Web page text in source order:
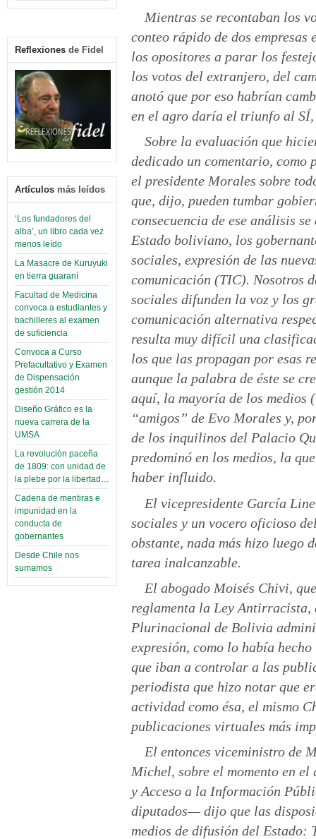
Reflexiones de Fidel
Artículos más leídos
‘Los fundadores del
alba’, un libro cada vez
menos leído
La Masacre de Kuruyuki
en tierra guaraní
Facultad de Medicina
convoca a estudiantes y
bachilleres al examen
de suficiencia
Convoca a Curso
Prefacultativo y Examen
de Dispensación
gestión 2014
Diseño Gráfico es la
nueva carrera de la
UMSA
La revolución paceña
de 1809: con unidad de
la plebe por la libertad…
Cadena de mentiras e
impunidad en la
conducta de
gobernantes
Desde Chile nos
sumamos
Mientras se recontaban los
conteo rápido de dos
los opositores a parar los
los votos del extranjero, del
anotó que por eso habrían
en el agro daría el triunfo al SÍ,
Sobre la evaluación que
dedicado un comentario, como
el presidente Morales sobre
que, dijo, pueden tumbar
consecuencia de ese análisis
Estado boliviano, los
sociales, expresión de las
comunicación (TIC). Nosotros
sociales difunden la voz y los
comunicación alternativa
resulta muy difícil una
los que las propagan por esas
aunque la palabra de éste se
aquí, la mayoría de los medios
“amigos” de Evo Morales y,
de los inquilinos del Palacio
predominó en los medios, la
haber influido.
El vicepresidente García
sociales y un vocero oficioso
obstante, nada más hizo luego
tarea inalcanzable.
El abogado Moisés Chivi,
reglamenta la Ley Antirracista,
Plurinacional de Bolivia
expresión, como lo había
que iban a controlar a las
periodista que hizo notar que
actividad como ésa, el mismo
publicaciones virtuales más
El entonces viceministro de
Michel, sobre el momento en
y Acceso a la Información
diputados— dijo que las
medios de difusión del Estado: